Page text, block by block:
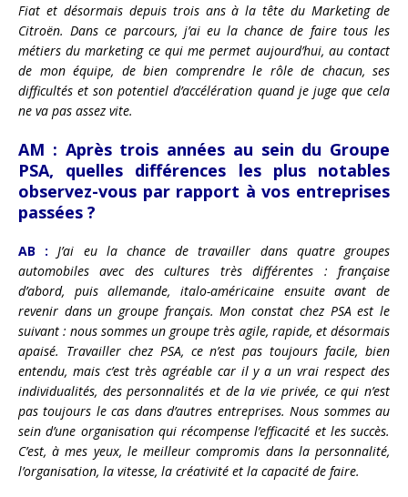
Fiat et désormais depuis trois ans à la tête du Marketing de
Citroën. Dans ce parcours, j’ai eu la chance de faire tous les
métiers du marketing ce qui me permet aujourd’hui, au contact
de mon équipe, de bien comprendre le rôle de chacun, ses
difficultés et son potentiel d’accélération quand je juge que cela
ne va pas assez vite.
AM : Après trois années au sein du Groupe
PSA, quelles différences les plus notables
observez-vous par rapport à vos entreprises
passées ?
AB :
J’ai eu la chance de travailler dans quatre groupes
automobiles avec des cultures très différentes : française
d’abord, puis allemande, italo-américaine ensuite avant de
revenir dans un groupe français. Mon constat chez PSA est le
suivant : nous sommes un groupe très agile, rapide, et désormais
apaisé. Travailler chez PSA, ce n’est pas toujours facile, bien
entendu, mais c’est très agréable car il y a un vrai respect des
individualités, des personnalités et de la vie privée, ce qui n’est
pas toujours le cas dans d’autres entreprises. Nous sommes au
sein d’une organisation qui récompense l’efficacité et les succès.
C’est, à mes yeux, le meilleur compromis dans la personnalité,
l’organisation, la vitesse, la créativité et la capacité de faire.